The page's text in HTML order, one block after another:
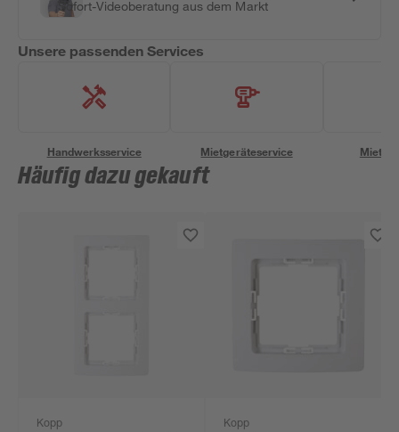
Sofort-Videoberatung aus dem Markt
Unsere passenden Services
Handwerksservice Mietgeräteservice
Häufig dazu gekauft
Kopp Kopp